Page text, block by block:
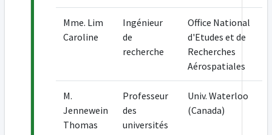
Mme. Lim
Caroline
Ingénieur
de
recherche
Office National
d'Etudes et de
Recherches
Aérospatiales
M.
Jennewein
Thomas
Professeur
des
universités
Univ. Waterloo
(Canada)